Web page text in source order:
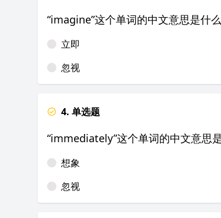
“imagine”这个单词的中文意思是什
立即
忽视
4. 单选题
“immediately”这个单词的中文意思
想象
忽视